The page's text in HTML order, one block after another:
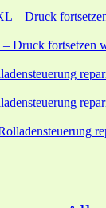
– Druck
– Druck fortsetzen